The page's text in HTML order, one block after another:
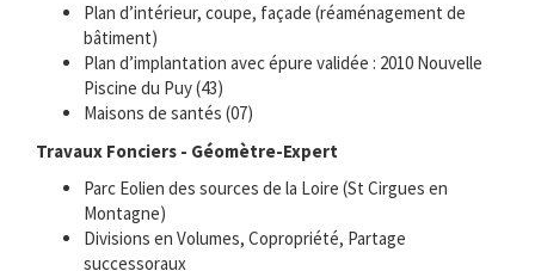
Plan d’intérieur, coupe, façade (réaménagement de
bâtiment)
Plan d’implantation avec épure validée : 2010 Nouvelle
Piscine du Puy (43)
Maisons de santés (07)
Travaux Fonciers - Géomètre-Expert
Parc Eolien des sources de la Loire (St Cirgues en
Montagne)
Divisions en Volumes, Copropriété, Partage
successoraux